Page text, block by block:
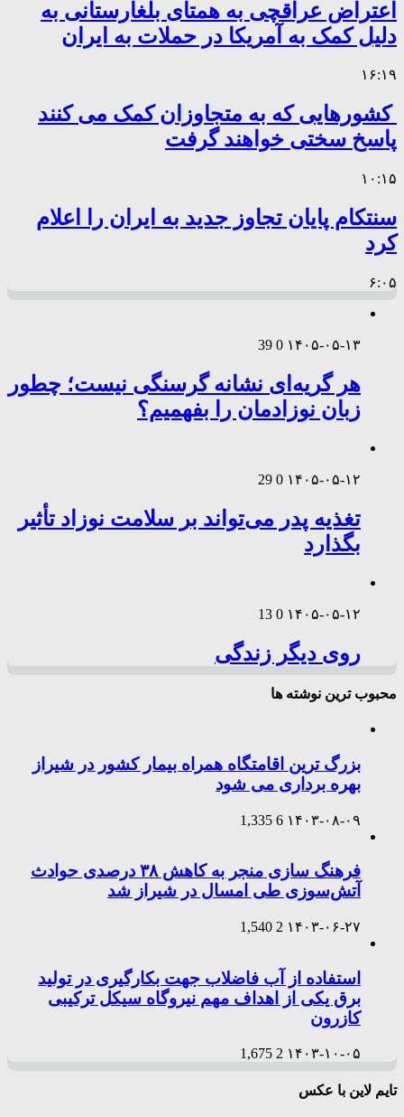
اعتراض عراقچی به همتای بلغارستانی به
دلیل کمک به آمریکا در حملات به ایران
۱۶:۱۹
کشورهایی که به متجاوزان کمک می کنند
پاسخ سختی خواهند گرفت
۱۰:۱۵
سنتکام پایان تجاوز جدید به ایران را اعلام
کرد
۶:۰۵
۱۴۰۵-۰۵-۱۳ 0
39
هر گریه‌ای نشانه گرسنگی نیست؛ چطور
زبان نوزادمان را بفهمیم؟
۱۴۰۵-۰۵-۱۲ 0
29
تغذیه پدر می‌تواند بر سلامت نوزاد تأثیر
بگذارد
۱۴۰۵-۰۵-۱۲ 0
13
روی دیگر زندگی
محبوب ترین نوشته ها
بزرگ ترین اقامتگاه همراه بیمار کشور در شیراز
بهره برداری می شود
۱۴۰۳-۰۸-۰۹ 6
1,335
فرهنگ سازی منجر به کاهش ۳۸ درصدی حوادث
آتش‌سوزی طی امسال در شیراز شد
۱۴۰۳-۰۶-۲۷ 2
1,540
استفاده از آب فاضلاب جهت بکارگیری در تولید
برق یکی از اهداف مهم نیروگاه سیکل ترکیبی
کازرون
۱۴۰۳-۱۰-۰۵ 2
1,675
تایم لاین با عکس